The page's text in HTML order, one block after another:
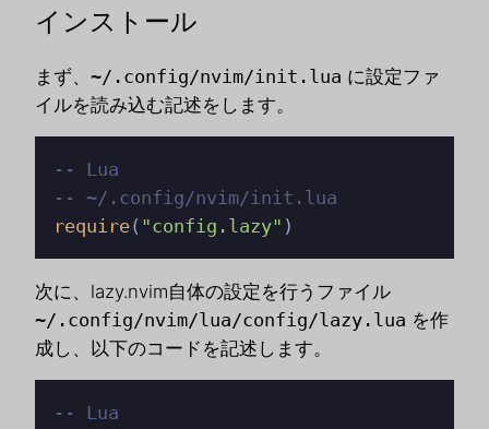
インストール
まず、 ~/.config/nvim/init.lua に設定ファ
イルを読み込む記述をします。
-- Lua
-- ~/.config/nvim/init.lua
require( "config.lazy" )
次に、lazy.nvim自体の設定を行うファイル
~/.config/nvim/lua/config/lazy.lua を作
成し、以下のコードを記述します。
-- Lua